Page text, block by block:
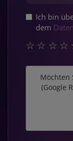
Ich bin
dem
☆
☆
☆
☆
Möchten
(Google